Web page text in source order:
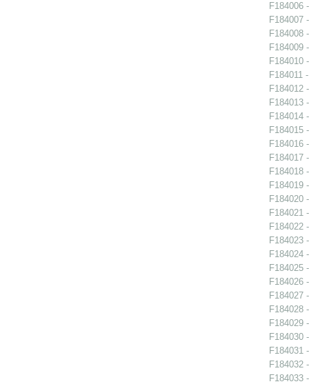
F184006
F184007
F184008
F184009
F184010
F184011
F184012
F184013
F184014
F184015
F184016
F184017
F184018
F184019
F184020
F184021
F184022
F184023
F184024
F184025
F184026
F184027
F184028
F184029
F184030
F184031
F184032
F184033